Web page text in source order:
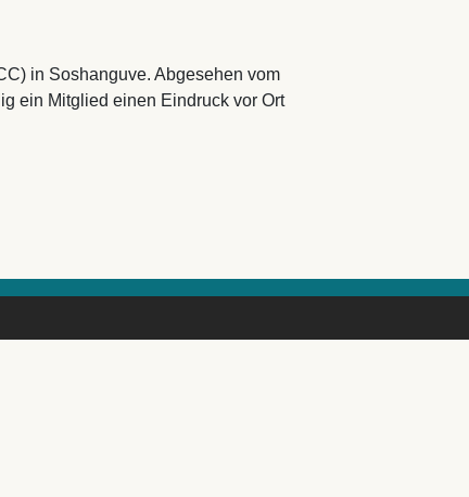
in Soshanguve. Abgesehen vom
ein Mitglied einen Eindruck vor Ort